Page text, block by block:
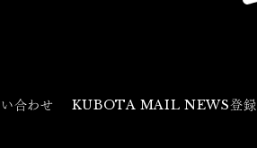
合わせ KUBOTA MAIL NEWS登録